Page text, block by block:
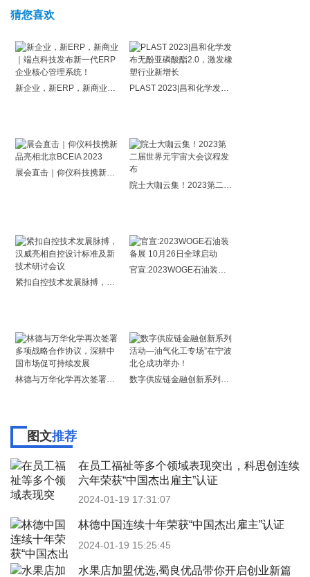
猜您喜欢
图文推荐
在员工福祉等多个领域表现突出，科思创连续
六年荣获“中国杰出雇主”认证
2024-01-19 17:31:07
林德中国连续十年荣获“中国杰出雇主”认证
2024-01-19 15:25:45
水果店加盟优选,蜀良优品带你开启创业新篇